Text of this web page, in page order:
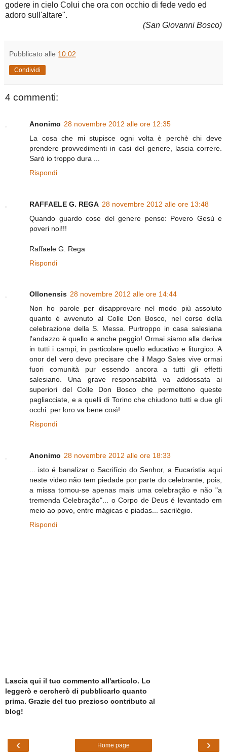
godere in cielo Colui che ora con occhio di fede vedo ed
adoro sull'altare".
(San Giovanni Bosco)
Pubblicato alle 10:02
Condividi
4 commenti:
Anonimo 28 novembre 2012 alle ore 12:35
La cosa che mi stupisce ogni volta è perchè chi deve
prendere provvedimenti in casi del genere, lascia correre.
Sarò io troppo dura ...
Rispondi
RAFFAELE G. REGA 28 novembre 2012 alle ore 13:48
Quando guardo cose del genere penso: Povero Gesù e
poveri noi!!!
Raffaele G. Rega
Rispondi
Ollonensis 28 novembre 2012 alle ore 14:44
Non ho parole per disapprovare nel modo più assoluto
quanto è avvenuto al Colle Don Bosco, nel corso della
celebrazione della S. Messa. Purtroppo in casa salesiana
l'andazzo è quello e anche peggio! Ormai siamo alla deriva
in tutti i campi, in particolare quello educativo e liturgico. A
onor del vero devo precisare che il Mago Sales vive ormai
fuori comunità pur essendo ancora a tutti gli effetti
salesiano. Una grave responsabilità va addossata ai
superiori del Colle Don Bosco che permettono queste
pagliacciate, e a quelli di Torino che chiudono tutti e due gli
occhi: per loro va bene così!
Rispondi
Anonimo 28 novembre 2012 alle ore 18:33
... isto é banalizar o Sacrifício do Senhor, a Eucaristia aqui
neste video não tem piedade por parte do celebrante, pois,
a missa tornou-se apenas mais uma celebração e não "a
tremenda Celebração"... o Corpo de Deus é levantado em
meio ao povo, entre mágicas e piadas... sacrilégio.
Rispondi
Lascia qui il tuo commento all'articolo. Lo
leggerò e cercherò di pubblicarlo quanto
prima. Grazie del tuo prezioso contributo al
blog!
‹ ›
Home page